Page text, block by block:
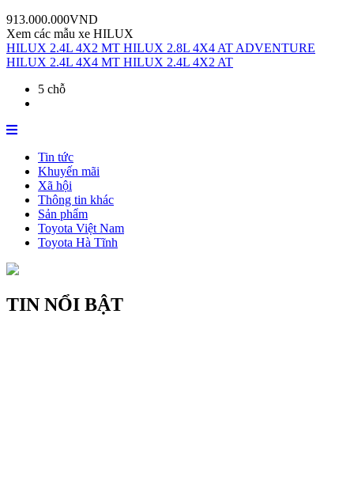
913.000.000VND
Xem các mẫu xe HILUX
HILUX 2.4L 4X2 MT HILUX 2.8L 4X4 AT ADVENTURE
HILUX 2.4L 4X4 MT HILUX 2.4L 4X2 AT
5 chỗ
Tin tức
Khuyến mãi
Xã hội
Thông tin khác
Sản phẩm
Toyota Việt Nam
Toyota Hà Tĩnh
TIN NỔI BẬT